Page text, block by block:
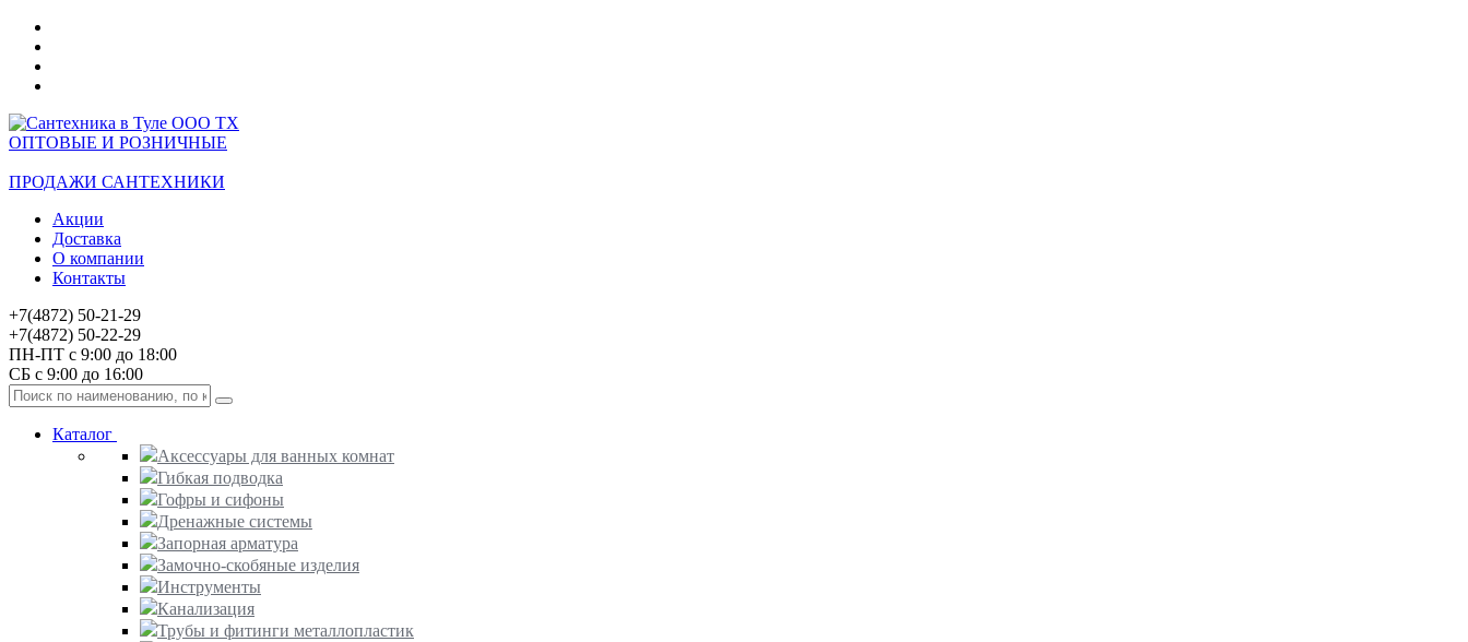
ОПТОВЫЕ И РОЗНИЧНЫЕ
ПРОДАЖИ САНТЕХНИКИ
Акции
Доставка
О компании
Контакты
+7(4872) 50-21-29
+7(4872) 50-22-29
ПН-ПТ с 9:00 до 18:00
СБ с 9:00 до 16:00
Каталог
Аксессуары для ванных комнат
Гибкая подводка
Гофры и сифоны
Дренажные системы
Запорная арматура
Замочно-скобяные изделия
Инструменты
Канализация
Трубы и фитинги металлопластик